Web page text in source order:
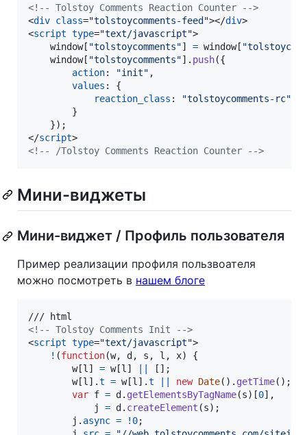
<!-- Tolstoy Comments Reaction Counter -->
<div class="tolstoycomments-feed "></div>
<script type="text/javascript">
window[ "tolstoycomments"] = window[
window[ "tolstoycomments"] . push({
action: "init" ,
values : {
reaction_class :
"tolstoycomments-rc"
}
}) ;
</script>
<!-- /Tolstoy Comments Reaction Counter -->
Мини-виджеты
Мини-виджет / Профиль пользователя
Пример реализации профиля пользвоателя
можно посмотреть в нашем блоге
<!-- Tolstoy Comments Init -->
<script type="text/javascript">
! (function(w, d , s , l , x)
{
w[l] = w[l] [ ] ;
w[l] .t = w[l] .t new Date( ) . getTime( ) ;
var f = d . getElementsByTagName(s) [0] ,
j
= d . createElement (s) ;
j . async = ! 0;